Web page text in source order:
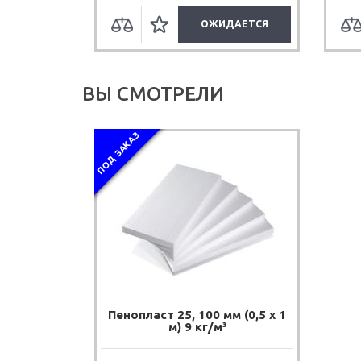
ОЖИДАЕТСЯ
ВЫ СМОТРЕЛИ
ПОД ЗАКАЗ
Пенопласт 25, 100 мм (0,5 х 1
м) 9 кг/м³